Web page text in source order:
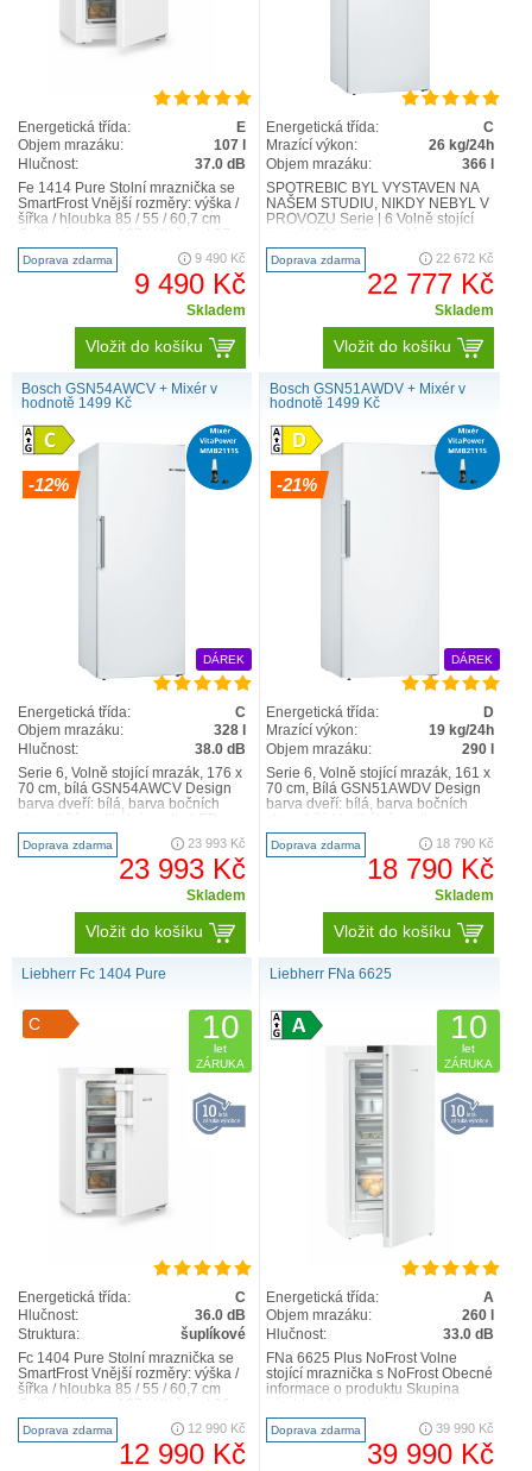
Energetická třída:
E
Objem mrazáku:
107 l
Hlučnost:
37.0 dB
Fe 1414 Pure Stolní mraznička se
SmartFrost Vnější rozměry: výška /
šířka / hloubka 85 / 55 / 60,7 cm
dB Obec..
Doprava zdarma 9 490 Kč
9 490 Kč
Skladem
Vložit do košíku
Energetická třída:
C
Mrazící výkon:
26 kg/24h
Objem mrazáku:
366 l
SPOTŘEBIČ BYL VYSTAVEN NA
NAŠEM STUDIU, NIKDY NEBYL V
PROVOZU Serie | 6 Volně stojící
GSN58AWCV Technická
specifikace ..
Doprava zdarma 22 672 Kč
22 777 Kč
Skladem
Vložit do košíku
Bosch GSN54AWCV + Mixér v
hodnotě 1499 Kč
-12%
DÁREK
Energetická třída:
C
Objem mrazáku:
328 l
Hlučnost:
38.0 dB
Serie 6, Volně stojící mrazák, 176 x
70 cm, bílá GSN54AWCV Design
barva dveří: bílá, barva bočních
osvětlení..
Doprava zdarma 23 993 Kč
23 993 Kč
Skladem
Vložit do košíku
Bosch GSN51AWDV + Mixér v
hodnotě 1499 Kč
-21%
DÁREK
Energetická třída:
D
Mrazící výkon:
19 kg/24h
Objem mrazáku:
290 l
Serie 6, Volně stojící mrazák, 161 x
70 cm, Bílá GSN51AWDV Design
barva dveří: bílá, barva bočních
Osvětlení mra..
Doprava zdarma 18 790 Kč
18 790 Kč
Skladem
Vložit do košíku
Liebherr Fc 1404 Pure
C 10
let
ZÁRUKA
Energetická třída:
C
Hlučnost:
36.0 dB
Struktura:
šuplíkové
Fc 1404 Pure Stolní mraznička se
SmartFrost Vnější rozměry: výška /
šířka / hloubka 85 / 55 / 60,7 cm
dB Obec..
Doprava zdarma 12 990 Kč
12 990 Kč
Liebherr FNa 6625
10
let
ZÁRUKA
Energetická třída:
A
Objem mrazáku:
260 l
Hlučnost:
33.0 dB
FNa 6625 Plus NoFrost Volne
stojící mraznička s NoFrost Obecné
informace o produktu Skupina
NoFrost GTIN 4..
Doprava zdarma 39 990 Kč
39 990 Kč